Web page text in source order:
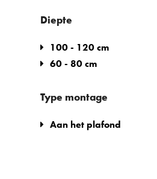
Diepte
100 - 120 cm
60 - 80 cm
Type montage
Aan het plafond